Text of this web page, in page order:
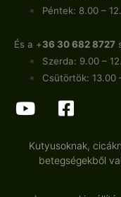
Péntek: 8.00 –
És a +36 30 682 8727
Szerda: 9.00 –
Csütörtök: 13.00
Kutyusoknak,
betegségekből